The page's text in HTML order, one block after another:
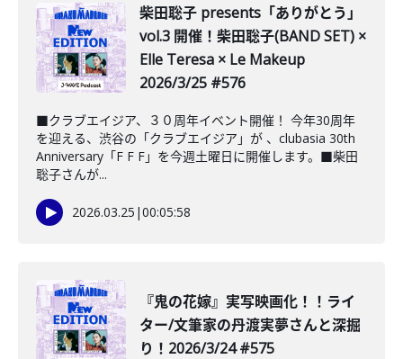
柴田聡子 presents「ありがとう」
vol.3 開催！柴田聡子(BAND SET) ×
Elle Teresa × Le Makeup
2026/3/25 #576
■クラブエイジア、３０周年イベント開催！ 今年30周年
を迎える、渋谷の「クラブエイジア」が 、clubasia 30th
Anniversary「F F F」を今週土曜日に開催します。■柴田
聡子さんが...
2026.03.25 |00:05:58
️『鬼の花嫁』実写映画化！！ライ
ター/文筆家の丹渡実夢さんと深掘
り！2026/3/24 #575